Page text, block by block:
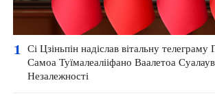
1
Сі Цзіньпін надіслав вітальну телеграму
Самоа Туїмалеалііфано Ваалетоа
Незалежності